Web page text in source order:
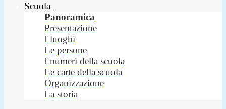
Scuola
Panoramica
Presentazione
I luoghi
Le persone
I numeri della scuola
Le carte della scuola
Organizzazione
La storia